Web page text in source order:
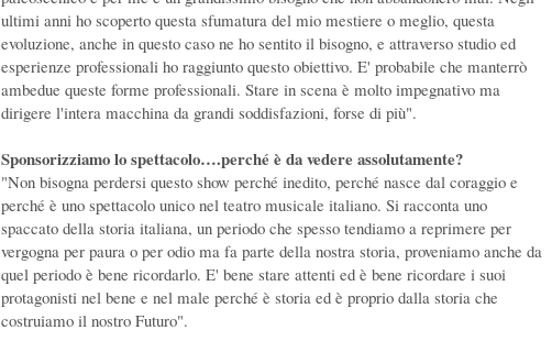
ultimi anni ho scoperto questa sfumatura del mio mestiere o meglio, questa
evoluzione, anche in questo caso ne ho sentito il bisogno, e attraverso studio ed
esperienze professionali ho raggiunto questo obiettivo. E' probabile che manterrò
ambedue queste forme professionali. Stare in scena è molto impegnativo ma
dirigere l'intera macchina da grandi soddisfazioni, forse di più".
Sponsorizziamo lo spettacolo….perché è da vedere assolutamente?
"Non bisogna perdersi questo show perché inedito, perché nasce dal coraggio e
perché è uno spettacolo unico nel teatro musicale italiano. Si racconta uno
spaccato della storia italiana, un periodo che spesso tendiamo a reprimere per
vergogna per paura o per odio ma fa parte della nostra storia, proveniamo anche da
quel periodo è bene ricordarlo. E' bene stare attenti ed è bene ricordare i suoi
protagonisti nel bene e nel male perché è storia ed è proprio dalla storia che
costruiamo il nostro Futuro".